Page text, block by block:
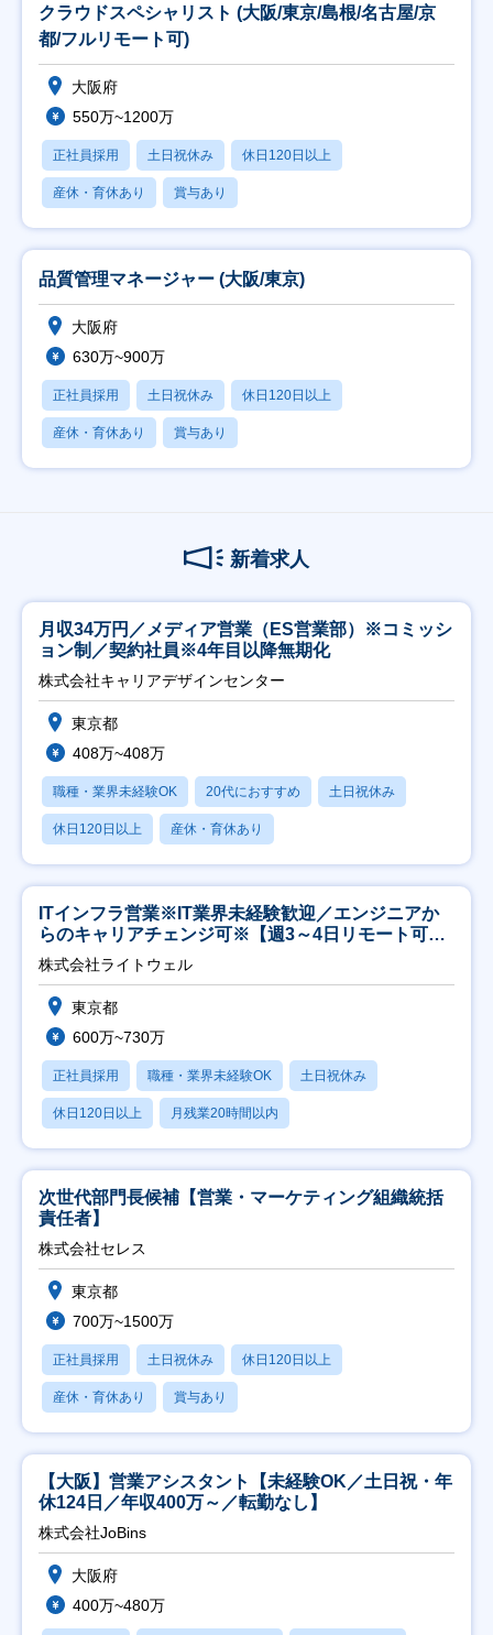
クラウドスペシャリスト (大阪/東京/島根/名古屋/京
都/フルリモート可)
大阪府
550万~1200万
正社員採用 土日祝休み 休日120日以上
産休・育休あり 賞与あり
品質管理マネージャー (大阪/東京)
大阪府
630万~900万
正社員採用 土日祝休み 休日120日以上
産休・育休あり 賞与あり
新着求人
月収34万円／メディア営業（ES営業部）※コミッシ
ョン制／契約社員※4年目以降無期化
株式会社キャリアデザインセンター
東京都
408万~408万
職種・業界未経験OK 20代におすすめ 土日祝休み
休日120日以上 産休・育休あり
ITインフラ営業※IT業界未経験歓迎／エンジニアか
らのキャリアチェンジ可※【週3～4日リモート可
能】
株式会社ライトウェル
東京都
600万~730万
正社員採用 職種・業界未経験OK 土日祝休み
休日120日以上 月残業20時間以内
次世代部門長候補【営業・マーケティング組織統括
責任者】
株式会社セレス
東京都
700万~1500万
正社員採用 土日祝休み 休日120日以上
産休・育休あり 賞与あり
【大阪】営業アシスタント【未経験OK／土日祝・年
休124日／年収400万～／転勤なし】
株式会社JoBins
大阪府
400万~480万